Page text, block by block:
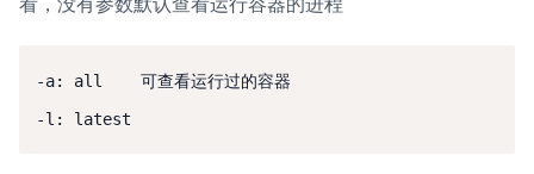
-a: all    可查看运行过的容器